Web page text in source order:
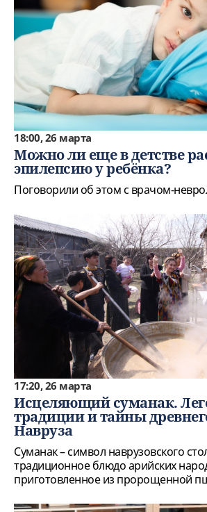
18:00, 26 марта
Можно ли еще в детстве
эпилепсию у ребёнка?
Поговорили об этом с врачом-
17:20, 26 марта
Исцеляющий суманак.
традиции и тайны
Навруза
Суманак – символ наврузовского
традиционное блюдо арийских
приготовленное из пророщенной